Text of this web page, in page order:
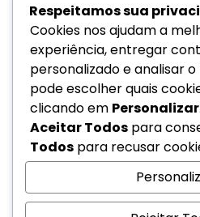
myto
Respeitamos sua
Cookies nos ajudam a
experiência, entregar
personalizado e analisar
pode escolher quais
clicando em Personalizar
Aceitar Todos para
Todos para recusar